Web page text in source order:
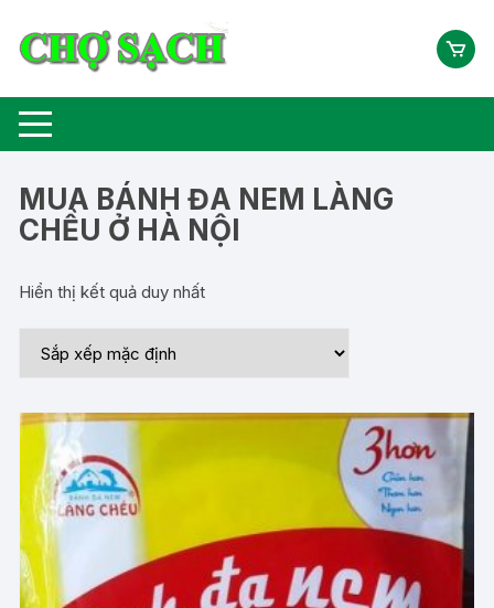
MUA BÁNH ĐA NEM LÀNG
CHỀU Ở HÀ NỘI
Hiển thị kết quả duy nhất